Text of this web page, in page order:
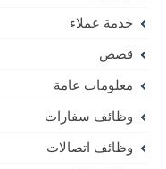
خدمة عملاء
قصص
معلومات عامة
وظائف سفارات
وظائف اتصالات